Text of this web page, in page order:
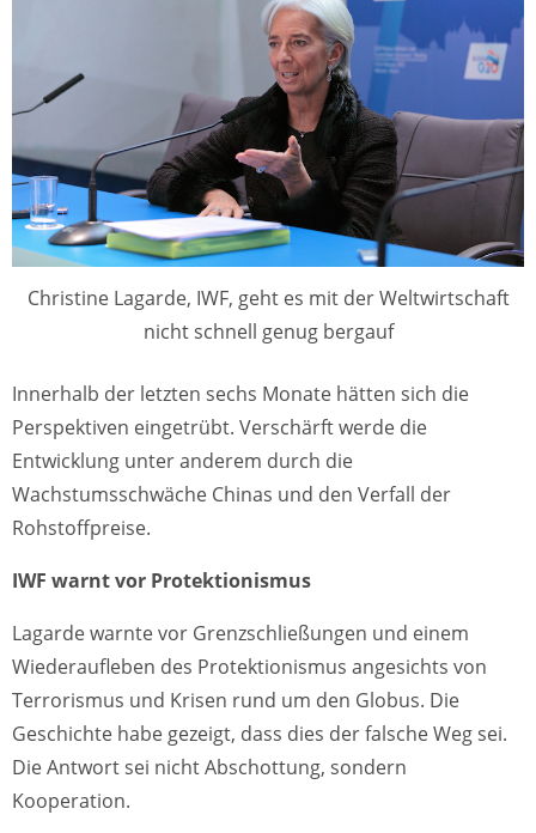
Christine Lagarde, IWF, geht es mit der Weltwirtschaft
nicht schnell genug bergauf
Innerhalb der letzten sechs Monate hätten sich die
Perspektiven eingetrübt. Verschärft werde die
Entwicklung unter anderem durch die
Wachstumsschwäche Chinas und den Verfall der
Rohstoffpreise.
IWF warnt vor Protektionismus
Lagarde warnte vor Grenzschließungen und einem
Wiederaufleben des Protektionismus angesichts von
Terrorismus und Krisen rund um den Globus. Die
Geschichte habe gezeigt, dass dies der falsche Weg sei.
Die Antwort sei nicht Abschottung, sondern
Kooperation.